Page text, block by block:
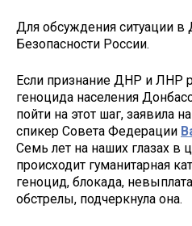
Для обсуждения ситуации в
Безопасности России.
Если признание ДНР и ЛНР
геноцида населения
пойти на этот шаг, заявила
спикер Совета Федерации
Семь лет на наших глазах в
происходит гуманитарная
геноцид, блокада,
обстрелы, подчеркнула она.